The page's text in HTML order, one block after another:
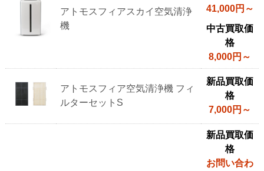
アトモスフィアスカイ空気清浄
機
41,000円～
中古買取価
格
8,000円～
アトモスフィア空気清浄機 フィ
ルターセットS
新品買取価
格
7,000円～
新品買取価
格
お問い合わ